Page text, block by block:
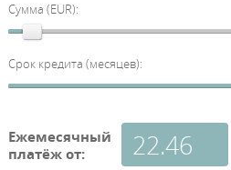
Сумма (EUR):
Срок кредита (месяцев):
Ежемесячный
платёж от: